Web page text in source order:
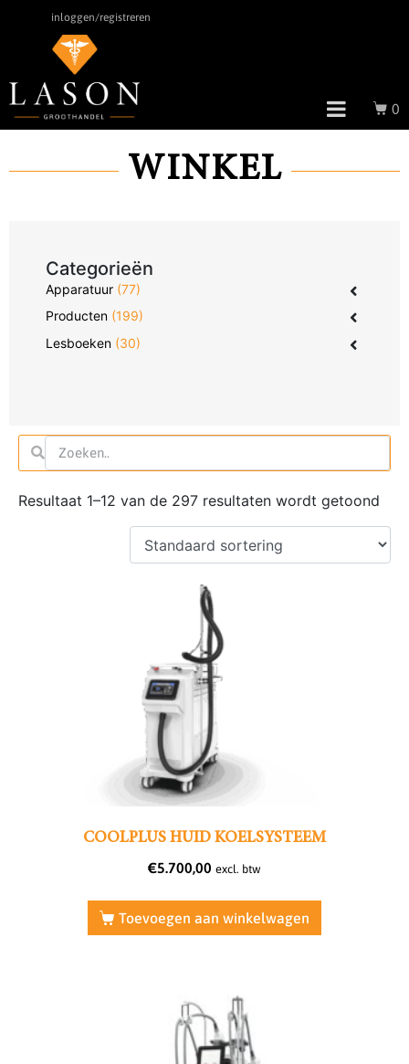
inloggen/registreren
0
WINKEL
Categorieën
Apparatuur (77)
Producten (199)
Lesboeken (30)
Resultaat 1–12 van de 297 resultaten wordt getoond
COOLPLUS HUID KOELSYSTEEM
€5.700,00 excl. btw
Toevoegen aan winkelwagen